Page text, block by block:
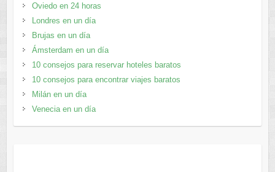
Oviedo en 24 horas
Londres en un día
Brujas en un día
Ámsterdam en un día
10 consejos para reservar hoteles baratos
10 consejos para encontrar viajes baratos
Milán en un día
Venecia en un día